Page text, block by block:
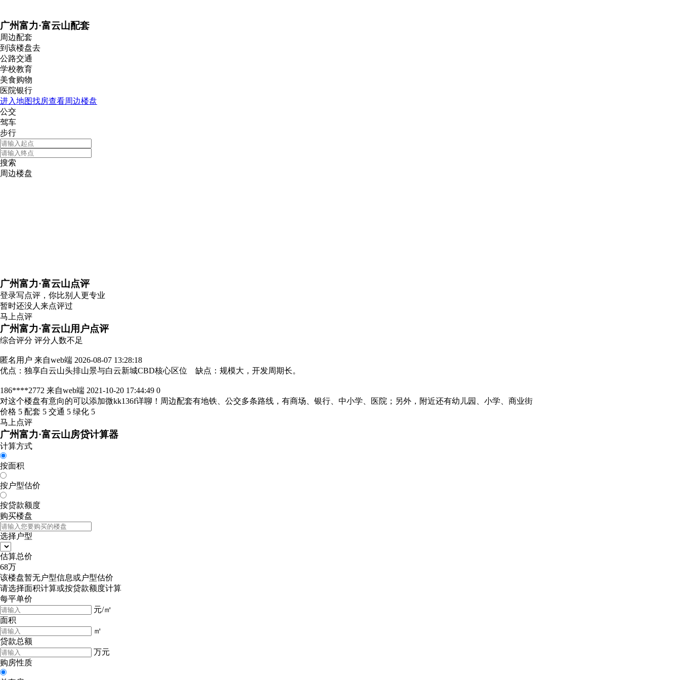
广州富力·富云山配套
周边配套
到该楼盘去
公路交通
学校教育
美食购物
医院银行
进入地图找房查看周边楼盘
公交
驾车
步行
搜索
周边楼盘
广州富力·富云山点评
登录写点评，你比别人更专业
暂时还没人来点评过
马上点评
广州富力·富云山用户点评
综合评分 评分人数不足
匿名用户 来自web端 2026-08-07 13:28:18
优点：独享白云山头排山景与白云新城CBD核心区位 缺点：规模大，开发周期长。
186****2772 来自web端 2021-10-20 17:44:49 0
对这个楼盘有意向的可以添加微kk136f详聊！周边配套有地铁、公交多条路线，有商场、银行、中小学、医院；另外，附近还有幼儿园、小学、商业街
价格 5 配套 5 交通 5 绿化 5
马上点评
广州富力·富云山房贷计算器
计算方式
按面积
按户型估价
按贷款额度
购买楼盘
选择户型
估算总价
68万
该楼盘暂无户型信息或户型估价
请选择面积计算或按贷款额度计算
每平单价
元/㎡
面积
㎡
贷款总额
万元
购房性质